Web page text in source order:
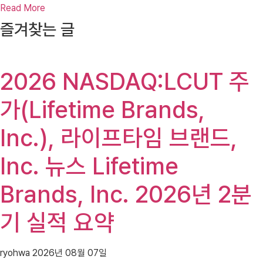
Read More
즐겨찾는 글
2026 NASDAQ:LCUT 주
가(Lifetime Brands,
Inc.), 라이프타임 브랜드,
Inc. 뉴스 Lifetime
Brands, Inc. 2026년 2분
기 실적 요약
ryohwa 2026년 08월 07일